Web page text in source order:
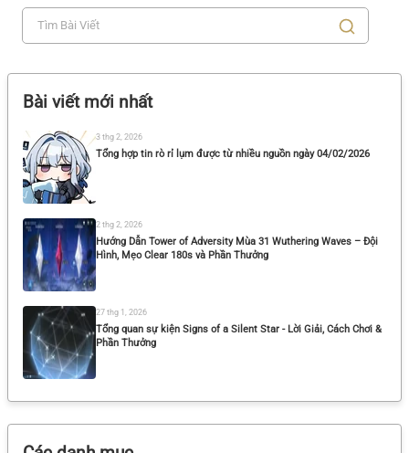
Bài viết mới nhất
3 thg 2, 2026
Tổng hợp tin rò rỉ lụm được từ nhiều nguồn ngày 04/02/2026
2 thg 2, 2026
Hướng Dẫn Tower of Adversity Mùa 31 Wuthering Waves – Đội
Hình, Mẹo Clear 180s và Phần Thưởng
27 thg 1, 2026
Tổng quan sự kiện Signs of a Silent Star - Lời Giải, Cách Chơi &
Phần Thưởng
25 thg 1, 2026